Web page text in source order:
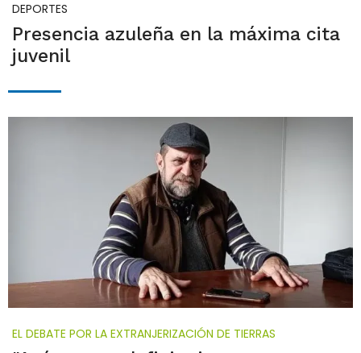
DEPORTES
Presencia azuleña en la máxima cita
juvenil
EL DEBATE POR LA EXTRANJERIZACIÓN DE TIERRAS